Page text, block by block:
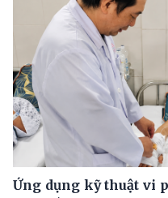
Ứng dụng kỹ thuật vi